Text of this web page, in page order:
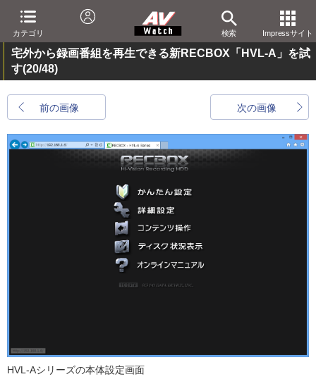
カテゴリ 検索 Impressサイト
宅外から録画番組を再生できる新RECBOX「HVL-A」を試
す(20/48)
前の画像 次の画像
HVL-Aシリーズの本体設定画面